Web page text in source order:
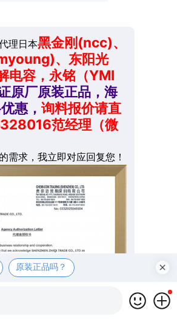
理日本黑金刚(ncc)、
、东阳光
电容，永铭（YMI
原厂原装正品，海
惠， 询料报价请直
范经理（微
需求，我立即对应回复您！
原装正品吗？